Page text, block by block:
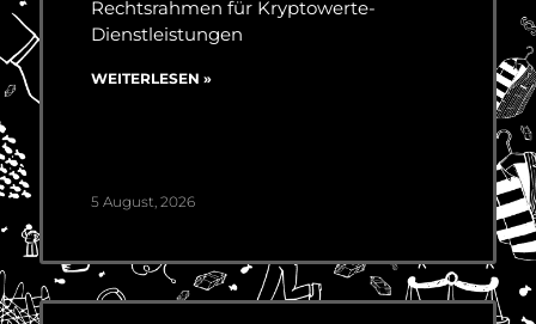
Rechtsrahmen für Kryptowerte-
Dienstleistungen
WEITERLESEN »
5 August, 2026